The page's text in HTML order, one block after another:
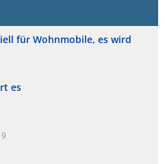
für Wohnmobile, es wird
es